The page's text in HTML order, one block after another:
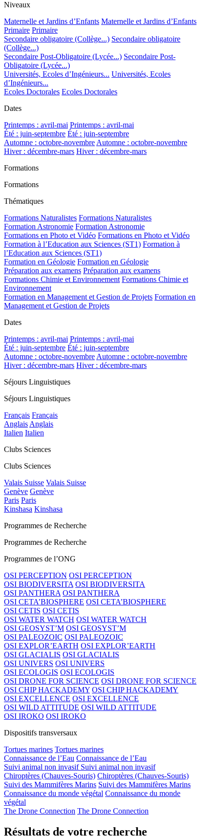
Niveaux
Maternelle et Jardins d’Enfants Maternelle et Jardins d’Enfants
Primaire Primaire
Secondaire obligatoire (Collège...) Secondaire obligatoire
(Collège...)
Secondaire Post-Obligatoire (Lycée...) Secondaire Post-
Obligatoire (Lycée...)
Universités, Ecoles d’Ingénieurs... Universités, Ecoles
d’Ingénieurs...
Ecoles Doctorales Ecoles Doctorales
Dates
Printemps : avril-mai Printemps : avril-mai
Été : juin-septembre Été : juin-septembre
Automne : octobre-novembreAutomne : octobre-novembre
Hiver : décembre-mars Hiver : décembre-mars
Formations
Formations
Thématiques
Formations Naturalistes Formations Naturalistes
Formation Astronomie Formation Astronomie
Formations en Photo et Vidéo Formations en Photo et Vidéo
Formation à l’Education aux Sciences (ST1) Formation à
l’Education aux Sciences (ST1)
Formation en Géologie Formation en Géologie
Préparation aux examens Préparation aux examens
Formations Chimie et Environnement Formations Chimie et
Environnement
Formation en Management et Gestion de Projets Formation en
Management et Gestion de Projets
Dates
Printemps : avril-mai Printemps : avril-mai
Été : juin-septembre Été : juin-septembre
Automne : octobre-novembreAutomne : octobre-novembre
Hiver : décembre-mars Hiver : décembre-mars
Séjours Linguistiques
Séjours Linguistiques
Français Français
AnglaisAnglais
Italien Italien
Clubs Sciences
Clubs Sciences
Valais Suisse Valais Suisse
Genève Genève
Paris Paris
Kinshasa Kinshasa
Programmes de Recherche
Programmes de Recherche
Programmes de l’ONG
OSI PERCEPTION OSI PERCEPTION
OSI BIODIVERSITA OSI BIODIVERSITA
OSI PANTHERA OSI PANTHERA
OSI CETA’BIOSPHERE OSI CETA’BIOSPHERE
OSI CETIS OSI CETIS
OSI WATER WATCH OSI WATER WATCH
OSI GEOSYST’M OSI GEOSYST’M
OSI PALEOZOIC OSI PALEOZOIC
OSI EXPLOR’EARTH OSI EXPLOR’EARTH
OSI GLACIALIS OSI GLACIALIS
OSI UNIVERS OSI UNIVERS
OSI ECOLOGIS OSI ECOLOGIS
OSI DRONE FOR SCIENCE OSI DRONE FOR SCIENCE
OSI CHIP HACKADEMY OSI CHIP HACKADEMY
OSI EXCELLENCE OSI EXCELLENCE
OSI WILD ATTITUDE OSI WILD ATTITUDE
OSI IROKO OSI IROKO
Dispositifs transversaux
Tortues marines Tortues marines
Connaissance de l’Eau Connaissance de l’Eau
Suivi animal non invasif Suivi animal non invasif
Chiroptères (Chauves-Souris) Chiroptères (Chauves-Souris)
Suivi des Mammifères Marins Suivi des Mammifères Marins
Connaissance du monde végétal Connaissance du monde
végétal
The Drone Connection The Drone Connection
Résultats de votre recherche